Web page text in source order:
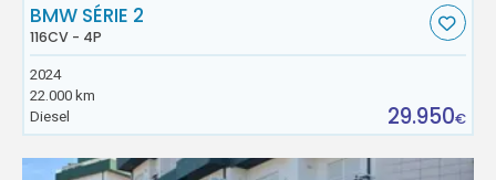
BMW SÉRIE 2
116CV - 4P
2024
22.000 km
Diesel
29.950€